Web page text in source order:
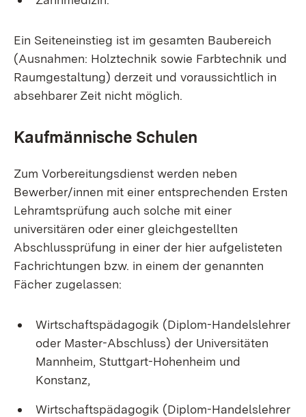
Ein Seiteneinstieg ist im gesamten Baubereich
(Ausnahmen: Holztechnik sowie Farbtechnik und
Raumgestaltung) derzeit und voraussichtlich in
absehbarer Zeit nicht möglich.
Kaufmännische Schulen
Zum Vorbereitungsdienst werden neben
Bewerber/innen mit einer entsprechenden Ersten
Lehramtsprüfung auch solche mit einer
universitären oder einer gleichgestellten
Abschlussprüfung in einer der hier aufgelisteten
Fachrichtungen bzw. in einem der genannten
Fächer zugelassen:
Wirtschaftspädagogik (Diplom-Handelslehrer
oder Master-Abschluss) der Universitäten
Mannheim, Stuttgart-Hohenheim und
Konstanz,
Wirtschaftspädagogik (Diplom-Handelslehrer